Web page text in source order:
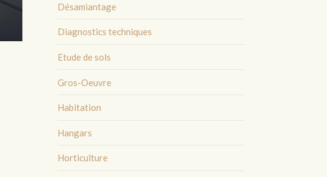
Désamiantage
Diagnostics techniques
Etude de sols
Gros-Oeuvre
Habitation
Hangars
Horticulture